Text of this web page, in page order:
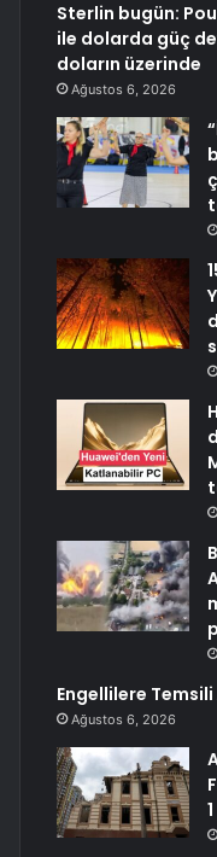
Sterlin bugün:
ile dolarda güç
doların üzerinde
Ağustos 6, 2026
Engellilere
Ağustos 6, 2026